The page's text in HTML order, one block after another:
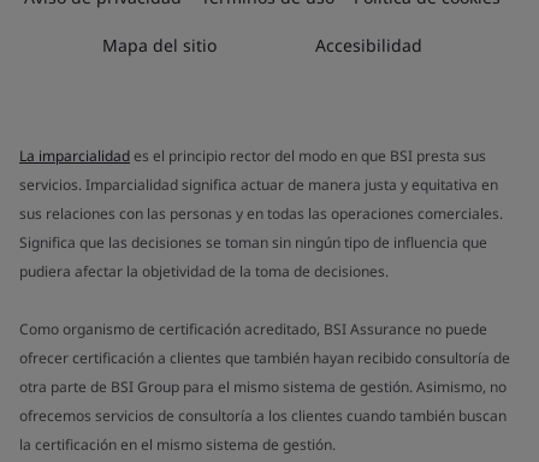
Mapa del sitio Accesibilidad
La imparcialidades el principio rector del modo en que BSI presta sus
servicios. Imparcialidad significa actuar de manera justa y equitativa en
sus relaciones con las personas y en todas las operaciones comerciales.
Significa que las decisiones se toman sin ningún tipo de influencia que
pudiera afectar la objetividad de la toma de decisiones.
Como organismo de certificación acreditado, BSI Assurance no puede
ofrecer certificación a clientes que también hayan recibido consultoría de
otra parte de BSI Group para el mismo sistema de gestión. Asimismo, no
ofrecemos servicios de consultoría a los clientes cuando también buscan
la certificación en el mismo sistema de gestión.